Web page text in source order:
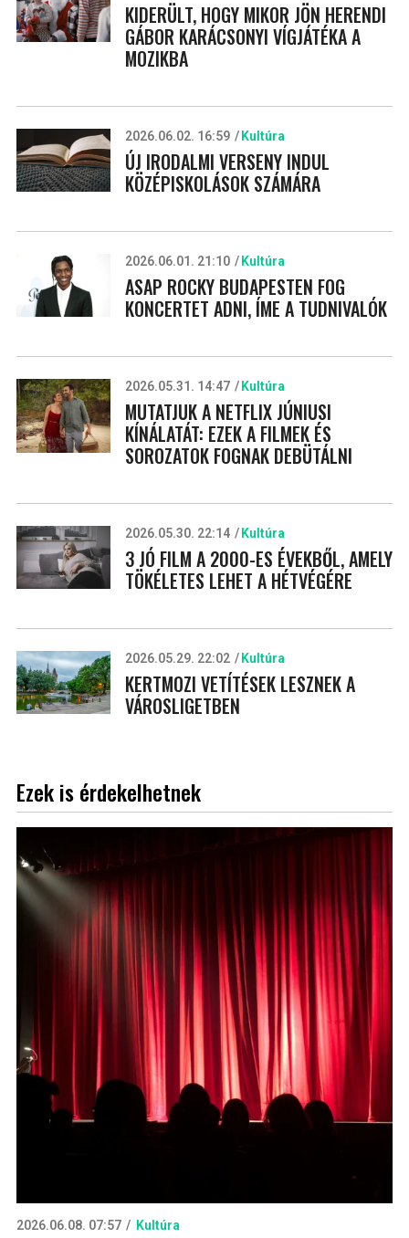
KIDERÜLT, HOGY MIKOR JÖN HERENDI
GÁBOR KARÁCSONYI VÍGJÁTÉKA A
MOZIKBA
2026.06.02. 16:59 Kultúra
ÚJ IRODALMI VERSENY INDUL
KÖZÉPISKOLÁSOK SZÁMÁRA
2026.06.01. 21:10 Kultúra
ASAP ROCKY BUDAPESTEN FOG
KONCERTET ADNI, ÍME A TUDNIVALÓK
2026.05.31. 14:47 Kultúra
MUTATJUK A NETFLIX JÚNIUSI
KÍNÁLATÁT: EZEK A FILMEK ÉS
SOROZATOK FOGNAK DEBÜTÁLNI
2026.05.30. 22:14 Kultúra
3 JÓ FILM A 2000-ES ÉVEKBŐL, AMELY
TÖKÉLETES LEHET A HÉTVÉGÉRE
2026.05.29. 22:02 Kultúra
KERTMOZI VETÍTÉSEK LESZNEK A
VÁROSLIGETBEN
Ezek is érdekelhetnek
2026.06.08. 07:57 Kultúra